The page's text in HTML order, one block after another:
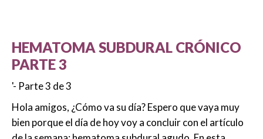
HEMATOMA SUBDURAL CRÓNICO
PARTE 3
'- Parte 3 de 3
Hola amigos, ¿Cómo va su día? Espero que vaya muy
bien porque el día de hoy voy a concluir con el artículo